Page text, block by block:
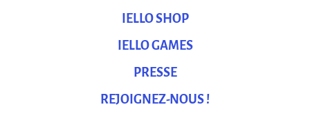
IELLO SHOP
IELLO GAMES
PRESSE
REJOIGNEZ-NOUS !